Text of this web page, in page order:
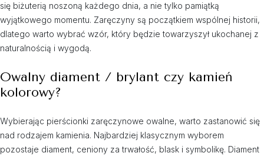
się biżuterią noszoną każdego dnia, a nie tylko pamiątką
wyjątkowego momentu. Zaręczyny są początkiem wspólnej historii,
dlatego warto wybrać wzór, który będzie towarzyszył ukochanej z
naturalnością i wygodą.
Owalny diament / brylant czy kamień
kolorowy?
Wybierając pierścionki zaręczynowe owalne, warto zastanowić się
nad rodzajem kamienia. Najbardziej klasycznym wyborem
pozostaje diament, ceniony za trwałość, blask i symbolikę. Diament